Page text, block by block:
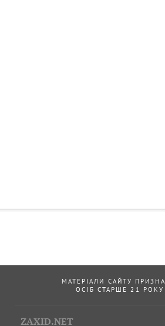
МАТЕРІАЛИ САЙТУ
ОСІБ СТАРШЕ 21 РОКУ
ZAXID.NET